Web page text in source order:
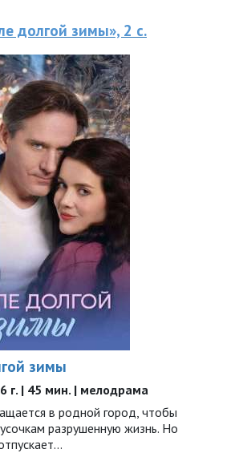
долгой зимы», 2 с.
зимы
г. | 45 мин. | мелодрама
в родной город, чтобы
разрушенную жизнь. Но